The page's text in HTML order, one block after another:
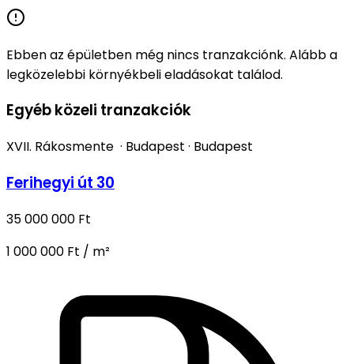
Ebben az épületben még nincs tranzakciónk. Alább a
legközelebbi környékbeli eladásokat találod.
Egyéb közeli tranzakciók
XVII. Rákosmente · Budapest · Budapest
Ferihegyi út 30
35 000 000 Ft
1 000 000 Ft / m²